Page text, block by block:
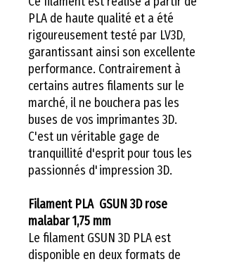
PLA de haute qualité et a été
rigoureusement testé par LV3D,
garantissant ainsi son excellente
performance. Contrairement à
certains autres filaments sur le
marché, il ne bouchera pas les
buses de vos imprimantes 3D.
C'est un véritable gage de
tranquillité d'esprit pour tous les
passionnés d'impression 3D.
Filament PLA GSUN 3D rose
malabar 1,75 mm
Le filament GSUN 3D PLA est
disponible en deux formats de